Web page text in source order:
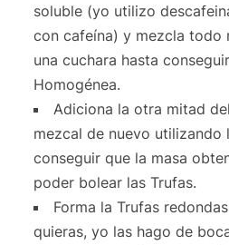
soluble (yo utilizo
con cafeína) y mezcla todo
una cuchara hasta
Homogénea.
Adiciona la otra mitad
mezcal de nuevo utilizando
conseguir que la masa
poder bolear las Trufas.
Forma la Trufas
quieras, yo las hago de